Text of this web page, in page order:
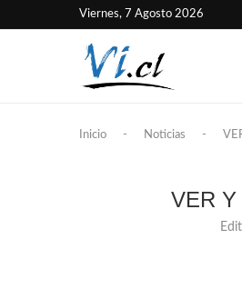
Viernes, 7 Agosto 2026
Inicio - Noticias -
VER Y